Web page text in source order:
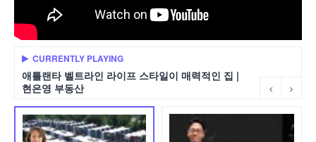
CURRENTLY PLAYING
애틀랜타 벨트라인 라이프 스타일이 매력적인 집 |
현은영 부동산